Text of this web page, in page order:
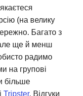
(на велику
Багато з
ще й менш
радимо
на групові
більше
Tripster. Відгуки